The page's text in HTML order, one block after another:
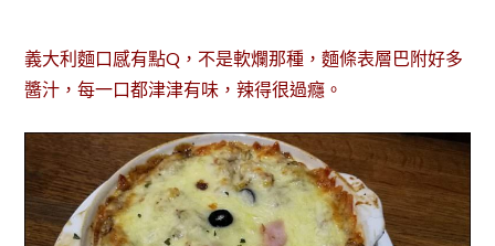
義大利麵口感有點Q，不是軟爛那種，麵條表層巴附好多
醬汁，每一口都津津有味，辣得很過癮。